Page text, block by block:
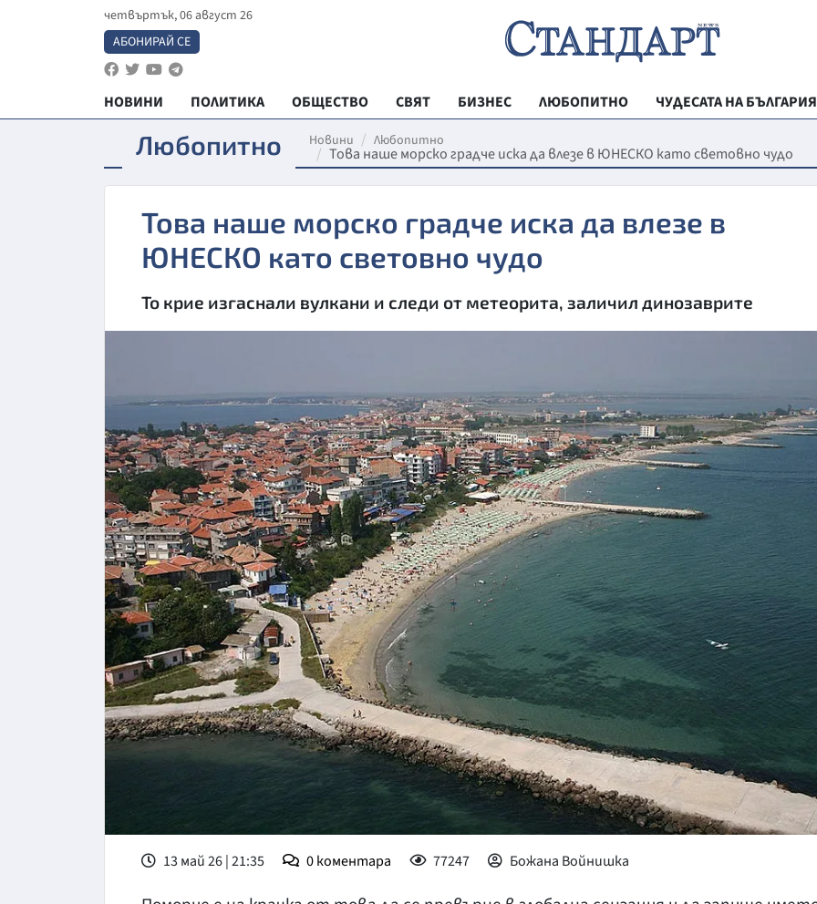
четвъртък, 06 август 26
АБОНИРАЙ СЕ
НОВИНИ ПОЛИТИКА ОБЩЕСТВО СВЯТ БИЗНЕС ЛЮБОПИТНО
ЧУДЕСАТА НА БЪЛГАРИЯ
ВЕСТНИК
ЗДРАВЕ
МОЯТ ГРАД
ТЕХНОЛОГИИ
ДА! НА
КУЛТУРА
ПРАВОСЪДИЕ
КРИМИ
ВЯРА
ОБЯВИ
ВОЙНАТА В
ВРЕМЕТО
Любопитно Новини Любопитно
Това наше морско градче иска да влезе в ЮНЕСКО като световно чудо
Това наше морско градче иска да влезе в
ЮНЕСКО като световно чудо
То крие изгаснали вулкани и следи от метеорита, заличил динозаврите
13 май 26 | 21:35 0коментара 77247 Божана Войнишка